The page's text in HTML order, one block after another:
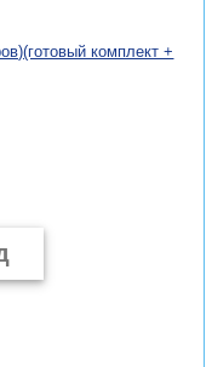
комплект +